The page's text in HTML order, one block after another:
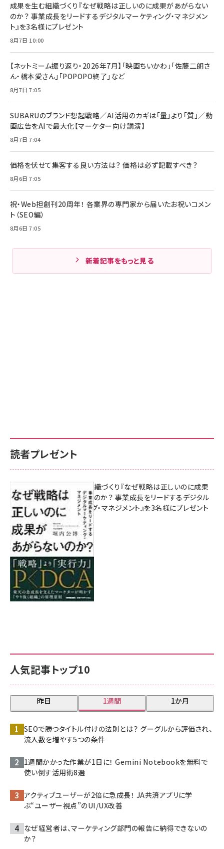
成果を生む組織づくり『なぜ戦略は正しいのに成果があがらない
のか？ 事業成長をリードするデジタルマーケティング・マネジメン
ト』を3名様にプレゼント
8月7日 10:00
【ネットミーム振り返り・2026年7月】「映画ちいかわ」「佐藤二朗さ
ん・橋本愛さん」「POPOPO終了」など
8月7日 7:05
SUBARUのブランド想起戦略／AI活用のカギは「量」より「質」／動
画広告をAIで最大化【マーケター向け講演】
8月7日 7:04
価格を伏せて集客する良い方法は？ 価格は必ず記載すべき？
8月6日 7:05
祝・Web担創刊20周年！ 各業界の専門家から届いたお祝いコメン
ト（SEO編）
8月6日 7:05
新着記事をもっと見る
人気記事トップ10
昨日 1週間 1か月
SEOで勝つタイトル付けの法則とは？ グーグルから評価され、
流入数を増やす5つの条件
1週間かかった作業が1日に！ Gemini Notebookを無料で
使い倒す活用術8選
アクティブユーザーが2倍に急成長！ JA共済アプリに学
ぶ“ユーザー視点”のUI/UX改善
なぜ経営者は、マーケティング部門の報告に納得できないの
か？
読者プレゼント
成果を生む組織づくり『なぜ戦略は正しいのに成果
があがらないのか？ 事業成長をリードするデジタル
マーケティング・マネジメント』を3名様にプレゼント
8月7日 10:00